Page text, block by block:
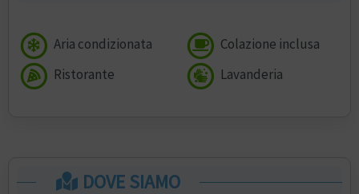
Aria condizionata
Colazione inclusa
Ristorante
Lavanderia
DOVE SIAMO